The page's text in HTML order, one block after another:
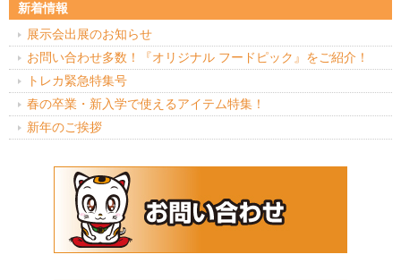
新着情報
展示会出展のお知らせ
お問い合わせ多数！『オリジナル フードピック』をご紹介！
トレカ緊急特集号
春の卒業・新入学で使えるアイテム特集！
新年のご挨拶